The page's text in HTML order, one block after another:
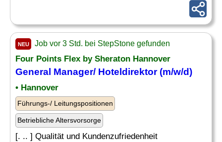
NEU Job vor 3 Std. bei StepStone gefunden
Four Points Flex by Sheraton Hannover
General Manager/ Hoteldirektor (m/w/d)
• Hannover
Führungs-/ Leitungspositionen
Betriebliche Altersvorsorge
[. .. ] Qualität und Kundenzufriedenheit